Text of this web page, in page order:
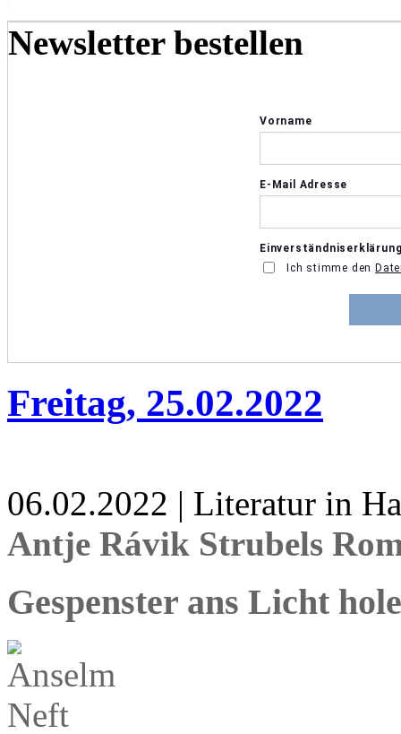
Newsletter bestellen
Freitag, 25.02.2022
06.02.2022 | Literatur in
Antje Rávik Strubels
Gespenster ans Licht